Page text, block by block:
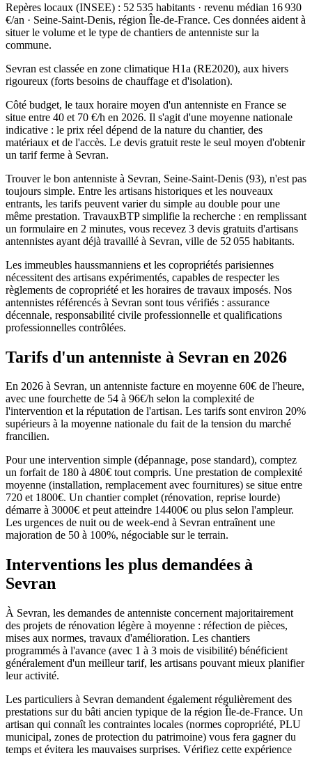
Repères locaux (INSEE) : 52 535 habitants · revenu médian 16 930
€/an · Seine-Saint-Denis, région Île-de-France. Ces données aident à
situer le volume et le type de chantiers de antenniste sur la
commune.
Sevran est classée en zone climatique H1a (RE2020), aux hivers
rigoureux (forts besoins de chauffage et d'isolation).
Côté budget, le taux horaire moyen d'un antenniste en France se
situe entre 40 et 70 €/h en 2026. Il s'agit d'une moyenne nationale
indicative : le prix réel dépend de la nature du chantier, des
matériaux et de l'accès. Le devis gratuit reste le seul moyen d'obtenir
un tarif ferme à Sevran.
Trouver le bon antenniste à Sevran, Seine-Saint-Denis (93), n'est pas
toujours simple. Entre les artisans historiques et les nouveaux
entrants, les tarifs peuvent varier du simple au double pour une
même prestation. TravauxBTP simplifie la recherche : en remplissant
un formulaire en 2 minutes, vous recevez 3 devis gratuits d'artisans
antennistes ayant déjà travaillé à Sevran, ville de 52 055 habitants.
Les immeubles haussmanniens et les copropriétés parisiennes
nécessitent des artisans expérimentés, capables de respecter les
règlements de copropriété et les horaires de travaux imposés. Nos
antennistes référencés à Sevran sont tous vérifiés : assurance
décennale, responsabilité civile professionnelle et qualifications
professionnelles contrôlées.
Tarifs d'un antenniste à Sevran en 2026
En 2026 à Sevran, un antenniste facture en moyenne 60€ de l'heure,
avec une fourchette de 54 à 96€/h selon la complexité de
l'intervention et la réputation de l'artisan. Les tarifs sont environ 20%
supérieurs à la moyenne nationale du fait de la tension du marché
francilien.
Pour une intervention simple (dépannage, pose standard), comptez
un forfait de 180 à 480€ tout compris. Une prestation de complexité
moyenne (installation, remplacement avec fournitures) se situe entre
720 et 1800€. Un chantier complet (rénovation, reprise lourde)
démarre à 3000€ et peut atteindre 14400€ ou plus selon l'ampleur.
Les urgences de nuit ou de week-end à Sevran entraînent une
majoration de 50 à 100%, négociable sur le terrain.
Interventions les plus demandées à
Sevran
À Sevran, les demandes de antenniste concernent majoritairement
des projets de rénovation légère à moyenne : réfection de pièces,
mises aux normes, travaux d'amélioration. Les chantiers
programmés à l'avance (avec 1 à 3 mois de visibilité) bénéficient
généralement d'un meilleur tarif, les artisans pouvant mieux planifier
leur activité.
Les particuliers à Sevran demandent également régulièrement des
prestations sur du bâti ancien typique de la région Île-de-France. Un
artisan qui connaît les contraintes locales (normes copropriété, PLU
municipal, zones de protection du patrimoine) vous fera gagner du
temps et évitera les mauvaises surprises. Vérifiez cette expérience